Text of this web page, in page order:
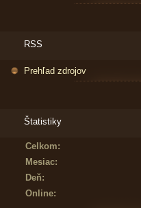
RSS
Prehľad zdrojov
Štatistiky
Online:
Celkom:
Mesiac:
Deň: